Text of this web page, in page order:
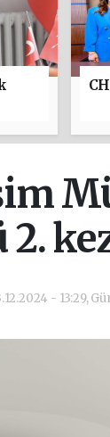
- 13:29,